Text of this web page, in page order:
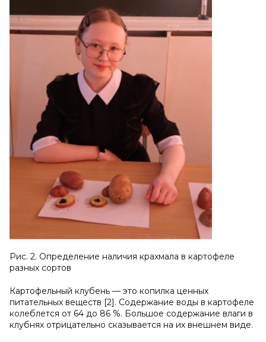
Рис. 2. Определение наличия крахмала в картофеле
разных сортов
Картофельный клубень — это копилка ценных
питательных веществ [2]. Содержание воды в картофеле
колеблется от 64 до 86 %. Большое содержание влаги в
клубнях отрицательно сказывается на их внешнем виде.